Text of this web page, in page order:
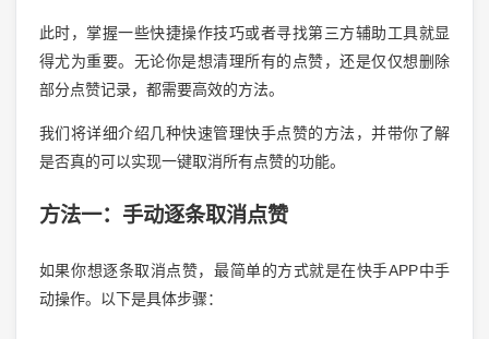
此时，掌握一些快捷操作技巧或者寻找第三方辅助工具就显
得尤为重要。无论你是想清理所有的点赞，还是仅仅想删除
部分点赞记录，都需要高效的方法。
我们将详细介绍几种快速管理快手点赞的方法，并带你了解
是否真的可以实现一键取消所有点赞的功能。
方法一：手动逐条取消点赞
如果你想逐条取消点赞，最简单的方式就是在快手APP中手
动操作。以下是具体步骤：